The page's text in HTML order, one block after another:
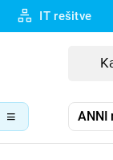
IT rešitve
ANNI